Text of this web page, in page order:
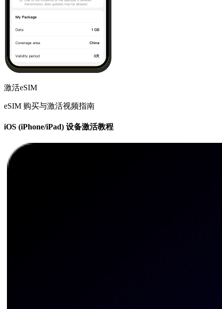
激活eSIM
eSIM 购买与激活视频指南
iOS (iPhone/iPad) 设备激活教程